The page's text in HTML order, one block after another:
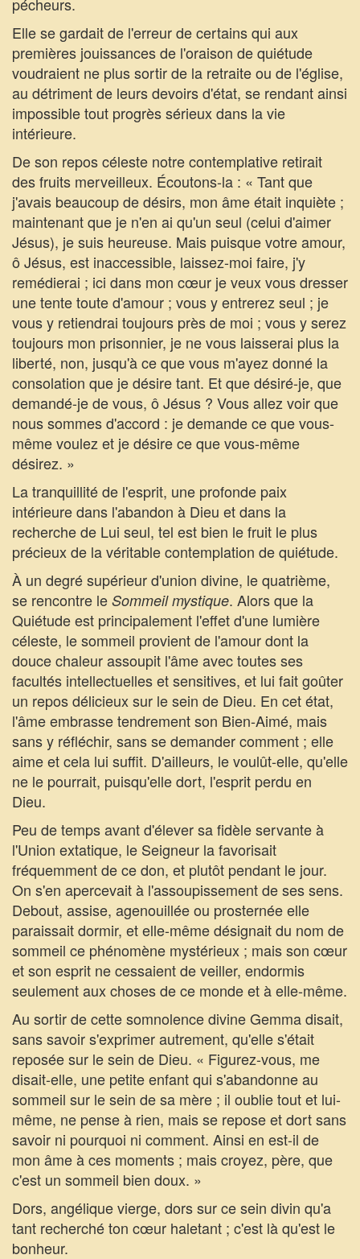
Elle se gardait de l'erreur de certains qui aux
premières jouissances de l'oraison de quiétude
voudraient ne plus sortir de la retraite ou de l'église,
au détriment de leurs devoirs d'état, se rendant ainsi
impossible tout progrès sérieux dans la vie
intérieure.
De son repos céleste notre contemplative retirait
des fruits merveilleux. Écoutons-la : « Tant que
j'avais beaucoup de désirs, mon âme était inquiète ;
maintenant que je n'en ai qu'un seul (celui d'aimer
Jésus), je suis heureuse. Mais puisque votre amour,
ô Jésus, est inaccessible, laissez-moi faire, j'y
remédierai ; ici dans mon cœur je veux vous dresser
une tente toute d'amour ; vous y entrerez seul ; je
vous y retiendrai toujours près de moi ; vous y serez
toujours mon prisonnier, je ne vous laisserai plus la
liberté, non, jusqu'à ce que vous m'ayez donné la
consolation que je désire tant. Et que désiré-je, que
demandé-je de vous, ô Jésus ? Vous allez voir que
nous sommes d'accord : je demande ce que vous-
même voulez et je désire ce que vous-même
désirez. »
La tranquillité de l'esprit, une profonde paix
intérieure dans l'abandon à Dieu et dans la
recherche de Lui seul, tel est bien le fruit le plus
précieux de la véritable contemplation de quiétude.
À un degré supérieur d'union divine, le quatrième,
se rencontre le Sommeil mystique. Alors que la
Quiétude est principalement l'effet d'une lumière
céleste, le sommeil provient de l'amour dont la
douce chaleur assoupit l'âme avec toutes ses
facultés intellectuelles et sensitives, et lui fait goûter
un repos délicieux sur le sein de Dieu. En cet état,
l'âme embrasse tendrement son Bien-Aimé, mais
sans y réfléchir, sans se demander comment ; elle
aime et cela lui suffit. D'ailleurs, le voulût-elle, qu'elle
ne le pourrait, puisqu'elle dort, l'esprit perdu en
Dieu.
Peu de temps avant d'élever sa fidèle servante à
l'Union extatique, le Seigneur la favorisait
fréquemment de ce don, et plutôt pendant le jour.
On s'en apercevait à l'assoupissement de ses sens.
Debout, assise, agenouillée ou prosternée elle
paraissait dormir, et elle-même désignait du nom de
sommeil ce phénomène mystérieux ; mais son cœur
et son esprit ne cessaient de veiller, endormis
seulement aux choses de ce monde et à elle-même.
Au sortir de cette somnolence divine Gemma disait,
sans savoir s'exprimer autrement, qu'elle s'était
reposée sur le sein de Dieu. « Figurez-vous, me
disait-elle, une petite enfant qui s'abandonne au
sommeil sur le sein de sa mère ; il oublie tout et lui-
même, ne pense à rien, mais se repose et dort sans
savoir ni pourquoi ni comment. Ainsi en est-il de
mon âme à ces moments ; mais croyez, père, que
c'est un sommeil bien doux. »
Dors, angélique vierge, dors sur ce sein divin qu'a
tant recherché ton cœur haletant ; c'est là qu'est le
bonheur.